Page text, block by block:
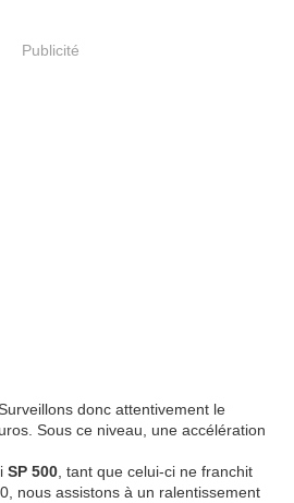
Publicité
donc attentivement le
Sous ce niveau, une accélération
SP 500, tant que celui-ci ne franchit
nous assistons à un ralentissement